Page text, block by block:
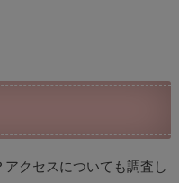
クセスについても調査し